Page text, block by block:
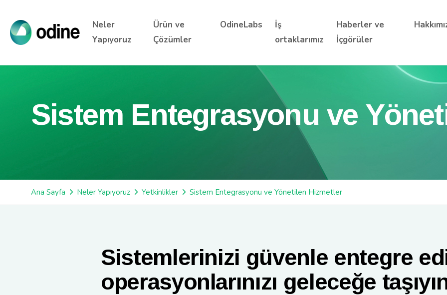
Neler
Yapıyoruz
Ürün ve
Çözümler
OdineLabs
İş
ortaklarımız
Haberler ve
İçgörüler
Sistem Entegrasyonu ve
Ana Sayfa Neler Yapıyoruz Yetkinlikler Sistem Entegrasyonu ve Yönetilen Hizmetler
Sistemlerinizi güvenle entegre
operasyonlarınızı geleceğe